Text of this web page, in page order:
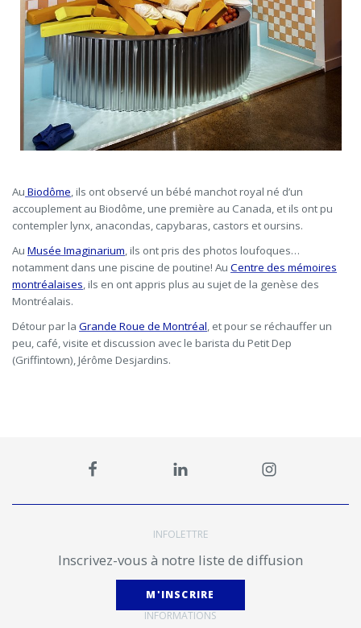
Au Biodôme, ils ont observé un bébé manchot royal né d’un
accouplement au Biodôme, une première au Canada, et ils ont pu
contempler lynx, anacondas, capybaras, castors et oursins.
Au Musée Imaginarium, ils ont pris des photos loufoques…
notamment dans une piscine de poutine! Au Centre des mémoires
montréalaises, ils en ont appris plus au sujet de la genèse des
Montréalais.
Détour par la Grande Roue de Montréal, et pour se réchauffer un
peu, café, visite et discussion avec le barista du Petit Dep
(Griffintown), Jérôme Desjardins.
INFOLETTRE
Inscrivez-vous à notre liste de diffusion
M'INSCRIRE
INFORMATIONS